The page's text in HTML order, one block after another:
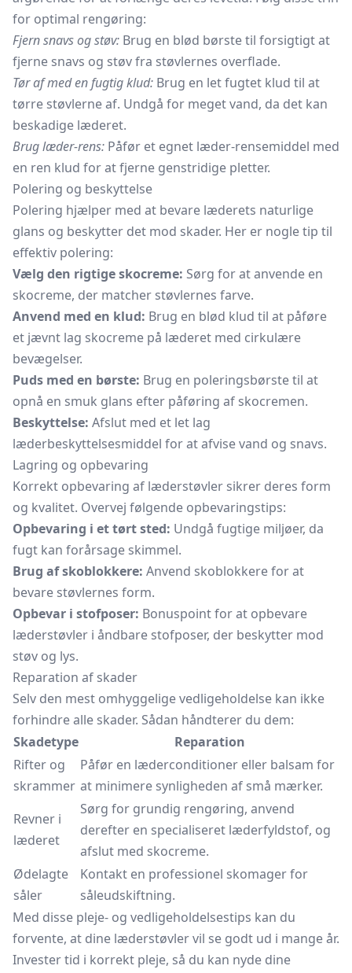
for optimal rengøring:
Fjern snavs og støv: Brug en blød børste til forsigtigt at
fjerne snavs og støv fra støvlernes overflade.
Tør af med en fugtig klud: Brug en let fugtet klud til at
tørre støvlerne af. Undgå for meget vand, da det kan
beskadige læderet.
Brug læder-rens: Påfør et egnet læder-rensemiddel med
en ren klud for at fjerne genstridige pletter.
Polering og beskyttelse
Polering hjælper med at bevare læderets naturlige
glans og beskytter det mod skader. Her er nogle tip til
effektiv polering:
Vælg den rigtige skocreme: Sørg for at anvende en
skocreme, der matcher støvlernes farve.
Anvend med en klud: Brug en blød klud til at påføre
et jævnt lag skocreme på læderet med cirkulære
bevægelser.
Puds med en børste: Brug en poleringsbørste til at
opnå en smuk glans efter påføring af skocremen.
Beskyttelse: Afslut med et let lag
læderbeskyttelsesmiddel for at afvise vand og snavs.
Lagring og opbevaring
Korrekt opbevaring af læderstøvler sikrer deres form
og kvalitet. Overvej følgende opbevaringstips:
Opbevaring i et tørt sted: Undgå fugtige miljøer, da
fugt kan forårsage skimmel.
Brug af skoblokkere: Anvend skoblokkere for at
bevare støvlernes form.
Opbevar i stofposer: Bonuspoint for at opbevare
læderstøvler i åndbare stofposer, der beskytter mod
støv og lys.
Reparation af skader
Selv den mest omhyggelige vedligeholdelse kan ikke
forhindre alle skader. Sådan håndterer du dem:
Skadetype
Reparation
Rifter og
skrammer
Påfør en læderconditioner eller balsam for
at minimere synligheden af små mærker.
Revner i
læderet
Sørg for grundig rengøring, anvend
derefter en specialiseret læderfyldstof, og
afslut med skocreme.
Ødelagte
såler
Kontakt en professionel skomager for
såleudskiftning.
Med disse pleje- og vedligeholdelsestips kan du
forvente, at dine læderstøvler vil se godt ud i mange år.
Invester tid i korrekt pleje, så du kan nyde dine